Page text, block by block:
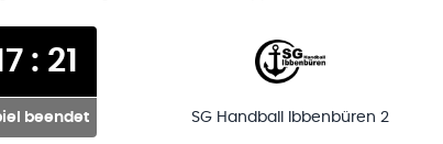
: 21
beendet SG Handball Ibbenbüren 2